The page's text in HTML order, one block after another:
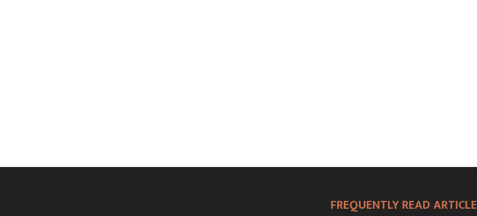
FREQUENTLY READ